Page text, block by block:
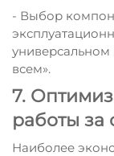
- Выбор
всем».
7.
работы за
Наиболее